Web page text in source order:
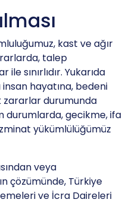
kast ve ağır
talep
sınırlıdır. Yukarıda
hayatına, bedeni
zararlar durumunda
durumlarda, gecikme, ifa
yükümlülüğümüz
veya
çözümünde, Türkiye
ve İcra Daireleri